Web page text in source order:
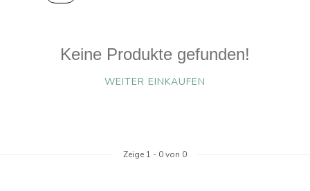
Keine Produkte gefunden!
WEITER EINKAUFEN
Zeige 1 - 0von 0